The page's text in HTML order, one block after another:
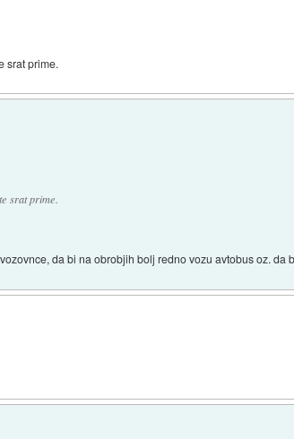
srat prime.
srat prime.
da bi na obrobjih bolj redno vozu avtobus oz. da